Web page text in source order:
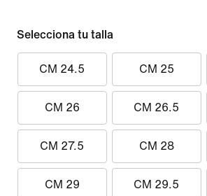
Selecciona tu talla
CM 24.5 CM 25
CM 26 CM 26.5
CM 27.5 CM 28
CM 29 CM 29.5